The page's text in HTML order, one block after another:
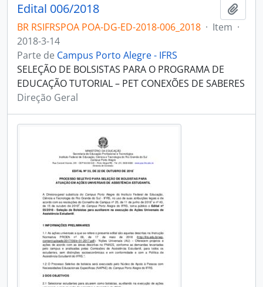
Edital 006/2018
BR RSIFRSPOA POA-DG-ED-2018-006_2018 · Item ·
2018-3-14
Parte de Campus Porto Alegre - IFRS
SELEÇÃO DE BOLSISTAS PARA O PROGRAMA DE
EDUCAÇÃO TUTORIAL – PET CONEXÕES DE SABERES
Direção Geral